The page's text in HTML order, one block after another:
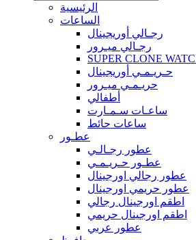
الرئيسية
الساعات
رجـالي أوريجينال
رجـالي ميـرور
SUPER CLONE
حـريـمـي أوريجينال
حريـمـي ميـرور
أطفالي
ساعـات سـمـارت
ساعات حائط
عطـور
عطور رجـالـي
عطـور حـريـمـي
عطور رجالي اورجينال
عطور حريمي اورجينال
اطقم اورجينال رجالي
اطقم اورجينال حريمي
عطور عربي